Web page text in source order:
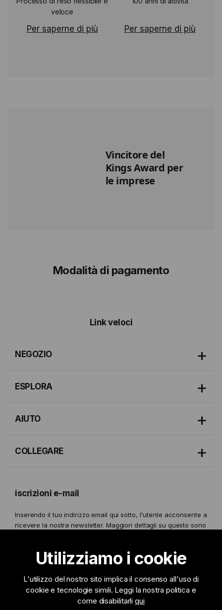
Utilizziamo i cookie
L'utilizzo del nostro sito implica il consenso all'uso di
cookie e tecnologie simili . Leggi la nostra politica e
come disabilitarliqui
veloce
Per saperne di più Per saperne di più
Vincitore del
Kings Award per
le imprese
Modalità di pagamento
iscrizioni e-mail
Inserendo il tuo indirizzo email qui sotto, l'utente acconsente a
ricevere la nostra newsletter. Maggiori dettagli su questo sono
Link veloci
NEGOZIO
ESPLORA
AIUTO
COLLEGARE